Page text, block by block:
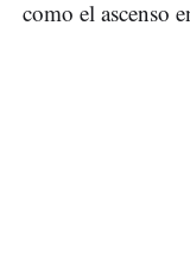
como el ascenso